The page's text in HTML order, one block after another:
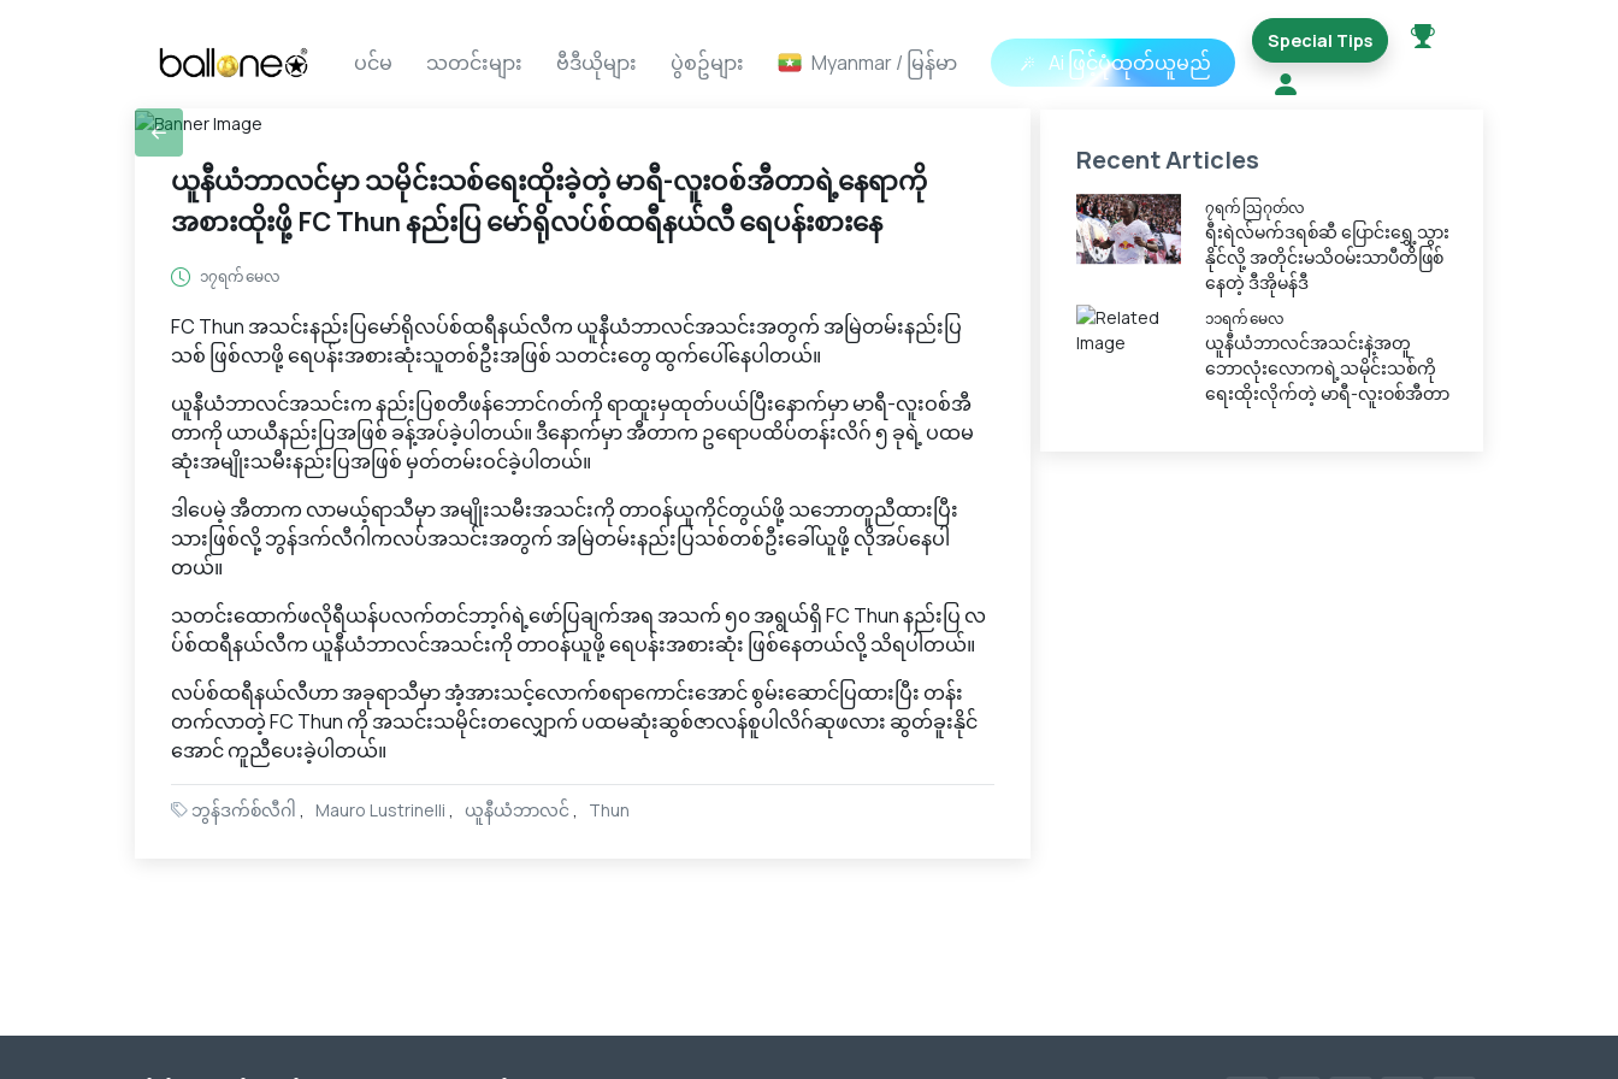
ပင်မ သတင်းများ ဗီဒီယိုများ ပွဲစဥ်များ Myanmar / မြန်မာ Ai ဖြင့်ပုံထုတ်ယူမည်
Special Tips
ယူနီယံဘာလင်မှာ သမိုင်းသစ်ရေးထိုးခဲ့တဲ့ မာရီ-လူးဝစ်အီတာရဲ့နေရာကို
အစားထိုးဖို့ FC Thun နည်းပြ မော်ရိုလပ်စ်ထရီနယ်လီ ရေပန်းစားနေ
၁၇ရက် မေလ
FC Thun အသင်းနည်းပြမော်ရိုလပ်စ်ထရီနယ်လီက ယူနီယံဘာလင်အသင်းအတွက် အမြဲတမ်းနည်းပြ
သစ် ဖြစ်လာဖို့ ရေပန်းအစားဆုံးသူတစ်ဦးအဖြစ် သတင်းတွေ ထွက်ပေါ်နေပါတယ်။
ယူနီယံဘာလင်အသင်းက နည်းပြစတီဖန်ဘောင်ဂတ်ကို ရာထူးမှထုတ်ပယ်ပြီးနောက်မှာ မာရီ-လူးဝစ်အီ
တာကို ယာယီနည်းပြအဖြစ် ခန့်အပ်ခဲ့ပါတယ်။ ဒီနောက်မှာ အီတာက ဥရောပထိပ်တန်းလိဂ် ၅ ခုရဲ့ ပထမ
ဆုံးအမျိုးသမီးနည်းပြအဖြစ် မှတ်တမ်းဝင်ခဲ့ပါတယ်။
ဒါပေမဲ့ အီတာက လာမယ့်ရာသီမှာ အမျိုးသမီးအသင်းကို တာဝန်ယူကိုင်တွယ်ဖို့ သဘောတူညီထားပြီး
သားဖြစ်လို့ ဘွန်ဒက်လီဂါကလပ်အသင်းအတွက် အမြဲတမ်းနည်းပြသစ်တစ်ဦးခေါ်ယူဖို့ လိုအပ်နေပါ
တယ်။
သတင်းထောက်ဖလိုရီယန်ပလက်တင်ဘာ့ဂ်ရဲ့ဖော်ပြချက်အရ အသက် ၅၀ အရွယ်ရှိ FC Thun နည်းပြ လ
ပ်စ်ထရီနယ်လီက ယူနီယံဘာလင်အသင်းကို တာဝန်ယူဖို့ ရေပန်းအစားဆုံး ဖြစ်နေတယ်လို့ သိရပါတယ်။
လပ်စ်ထရီနယ်လီဟာ အခုရာသီမှာ အံ့အားသင့်လောက်စရာကောင်းအောင် စွမ်းဆောင်ပြထားပြီး တန်း
တက်လာတဲ့ FC Thun ကို အသင်းသမိုင်းတလျှောက် ပထမဆုံးဆွစ်ဇာလန်စူပါလိဂ်ဆုဖလား ဆွတ်ခူးနိုင်
အောင် ကူညီပေးခဲ့ပါတယ်။
ဘွန်ဒက်စ်လီဂါ Mauro Lustrinelli ယူနီယံဘာလင် Thun
Recent Articles
၇ရက် သြဂုတ်လ
ရီးရဲလ်မက်ဒရစ်ဆီ ပြောင်းရွှေ့သွား
နိုင်လို့ အတိုင်းမသိဝမ်းသာပီတိဖြစ်
နေတဲ့ ဒီအိုမန်ဒီ
၁၁ရက် မေလ
ယူနီယံဘာလင်အသင်းနဲ့အတူ
ဘောလုံးလောကရဲ့သမိုင်းသစ်ကို
ရေးထိုးလိုက်တဲ့ မာရီ-လူးဝစ်အီတာ